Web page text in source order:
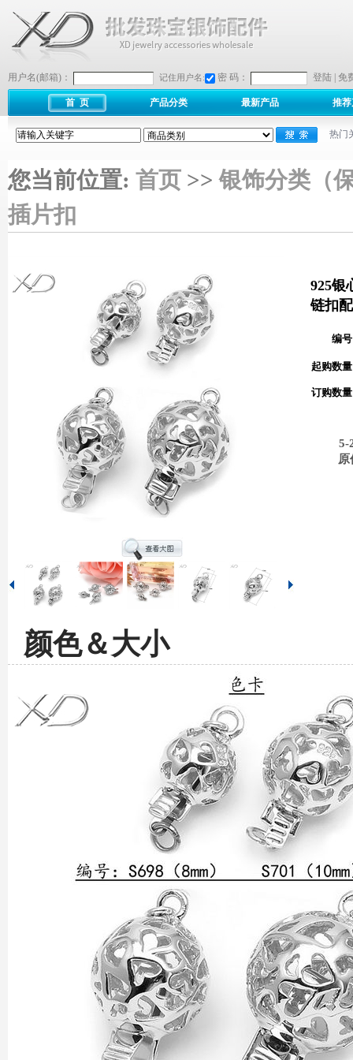
用户名(邮箱)： 记住用户名: 密 码： 登陆 免
首 页 产品分类 最新产品 推
热门
您当前位置: 首页 >>银饰分类（
插片扣
925银
链扣
编
起购数
订购数
5-
原
颜色＆大小